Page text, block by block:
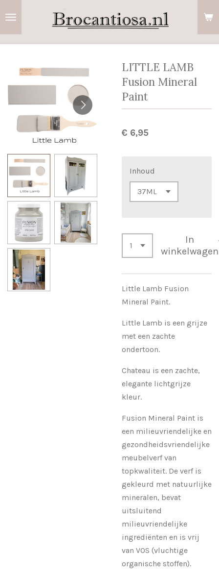
LITTLE LAMB
Fusion Mineral
Paint
€ 6,95
Inhoud
In
winkelwagen
Little Lamb Fusion
Mineral Paint.
Little Lamb is een grijze
met een zachte
ondertoon.
Chateau is een zachte,
elegante lichtgrijze
kleur.
Fusion Mineral Paint is
een milieuvriendelijke en
gezondheidsvriendelijke
meubelverf van
topkwaliteit. De verf is
gekleurd met natuurlijke
mineralen, bevat
uitsluitend
milieuvriendelijke
ingrediënten en is vrij
van VOS (vluchtige
organische stoffen).